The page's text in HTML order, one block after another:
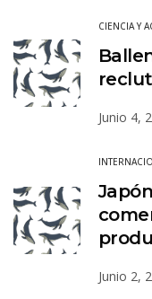
CIENCIA Y
Junio 4,
Junio 2,